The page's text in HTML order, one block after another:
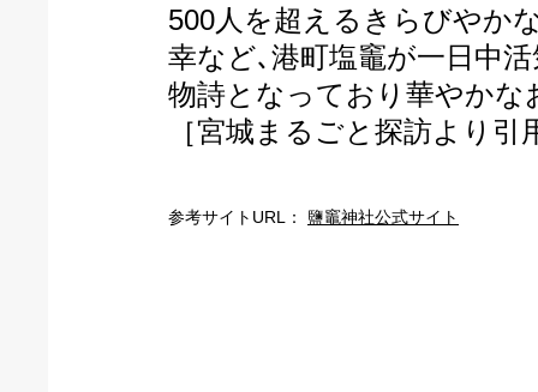
500人を超えるきらびやか
幸など､港町塩竈が一日中
物詩となっており華やかな
［宮城まるごと探訪より引
参考サイトURL： 鹽竈神社公式サイト